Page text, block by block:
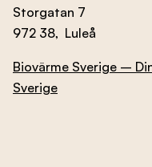
Storgatan 7
972 38, Luleå
Biovärme Sverige –
Sverige